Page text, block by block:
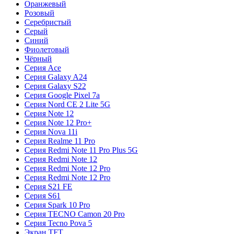
Оранжевый
Розовый
Серебристый
Серый
Синий
Фиолетовый
Чёрный
Серия Ace
Серия Galaxy A24
Серия Galaxy S22
Серия Google Pixel 7a
Серия Nord CE 2 Lite 5G
Серия Note 12
Серия Note 12 Pro+
Серия Nova 11i
Серия Realme 11 Pro
Серия Redmi Note 11 Pro Plus 5G
Серия Redmi Note 12
Серия Redmi Note 12 Pro
Серия Redmi Note 12 Pro
Серия S21 FE
Серия S61
Серия Spark 10 Pro
Серия TECNO Camon 20 Pro
Серия Tecno Pova 5
Экран TFT